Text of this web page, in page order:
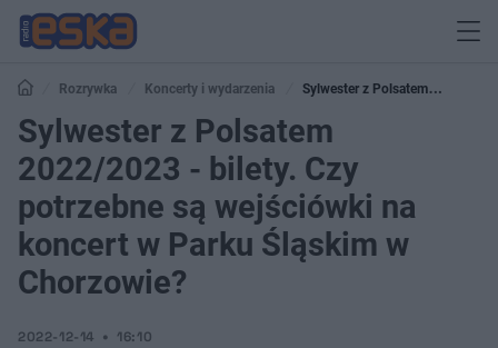
Rozrywka Koncerty i wydarzenia
Sylwester z Polsatem
2022/2023 - bilety. Czy potrzebne są wejściówki na koncert w Parku Śląskim
w Chorzowie?
Sylwester z Polsatem
2022/2023 - bilety. Czy
potrzebne są wejściówki na
koncert w Parku Śląskim w
Chorzowie?
2022-12-14 16:10